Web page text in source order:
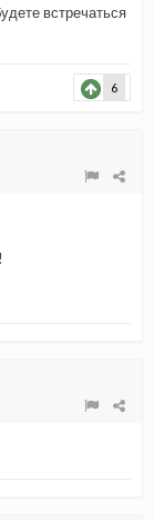
встречаться
6